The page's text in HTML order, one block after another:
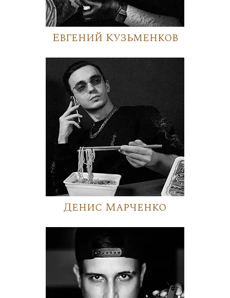
Евгений Кузьменков
Денис Марченко